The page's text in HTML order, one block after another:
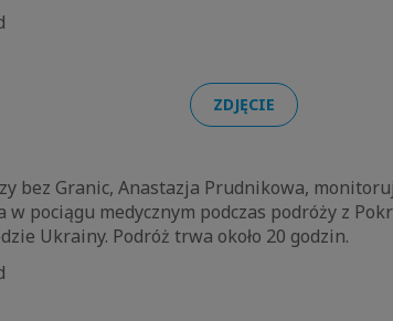
ZDJĘCIE
bez Granic, Anastazja Prudnikowa,
pociągu medycznym podczas podróży z
Ukrainy. Podróż trwa około 20 godzin.